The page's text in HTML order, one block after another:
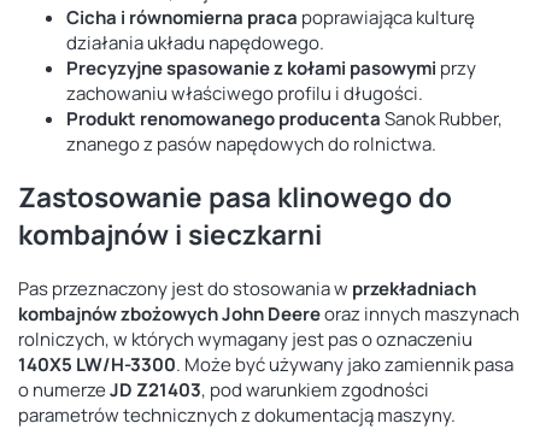
Cicha i równomierna praca poprawiająca kulturę
działania układu napędowego.
Precyzyjne spasowanie z kołami pasowymi przy
zachowaniu właściwego profilu i długości.
Produkt renomowanego producentaSanok Rubber,
znanego z pasów napędowych do rolnictwa.
Zastosowanie pasa klinowego do
kombajnów i sieczkarni
Pas przeznaczony jest do stosowania w przekładniach
kombajnów zbożowych John Deereoraz innych maszynach
rolniczych, w których wymagany jest pas o oznaczeniu
140X5 LW/H-3300. Może być używany jako zamiennik pasa
o numerzeJD Z21403, pod warunkiem zgodności
parametrów technicznych z dokumentacją maszyny.